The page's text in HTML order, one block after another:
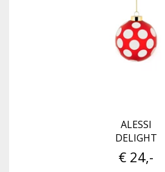
ALESSI
DELIGHT
€ 24,-